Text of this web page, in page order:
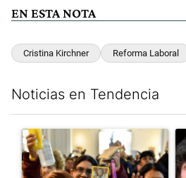
EN ESTA NOTA
Cristina Kirchner Reforma Laboral
Noticias en Tendencia
Un artículo de tendencia con el